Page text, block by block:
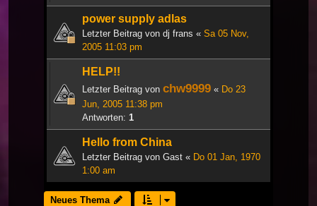
power supply adlas
Letzter Beitrag von dj frans « Sa 05 Nov,
2005 11:03 pm
HELP!!
Letzter Beitrag von chw9999 « Do 23
Jun, 2005 11:38 pm
Antworten: 1
Hello from China
Letzter Beitrag von Gast « Do 01 Jan, 1970
1:00 am
Neues Thema